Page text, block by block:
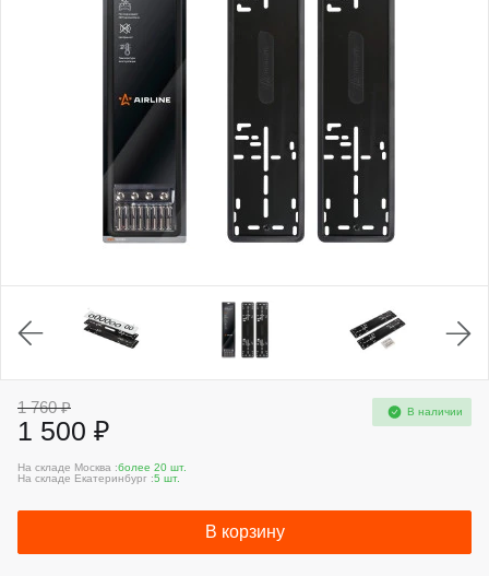
1 760 ₽
1 500 ₽
В наличии
На складе Москва :более 20 шт.
На складе Екатеринбург :5 шт.
В корзину